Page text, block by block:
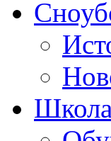
Школа